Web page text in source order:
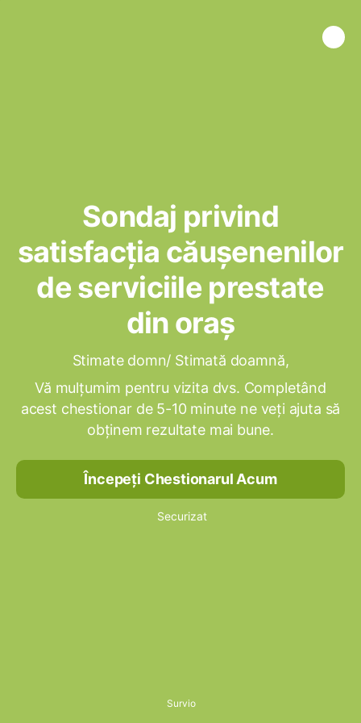
Sondaj privind
satisfacția căușenenilor
de serviciile prestate
din oraș
Stimate domn/ Stimată doamnă,
Vă mulțumim pentru vizita dvs. Completând
acest chestionar de 5-10 minute ne veți ajuta să
obținem rezultate mai bune.
Începeți Chestionarul Acum
Securizat
Survio